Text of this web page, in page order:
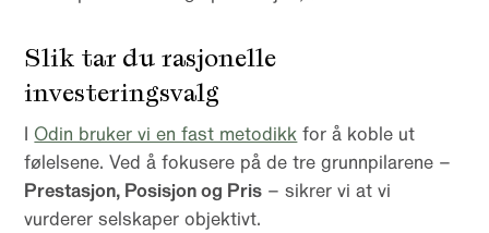
Slik tar du rasjonelle
investeringsvalg
I Odin bruker vi en fast metodikk for å koble ut
følelsene. Ved å fokusere på de tre grunnpilarene –
Prestasjon, Posisjon og Pris – sikrer vi at vi
vurderer selskaper objektivt.